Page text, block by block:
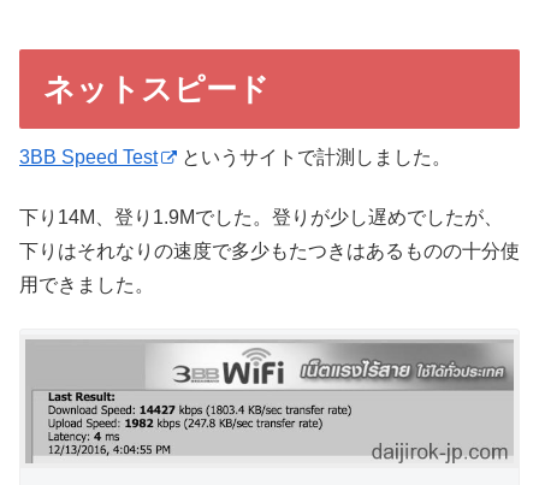
ネットスピード
3BB Speed Test というサイトで計測しました。
下り14M、登り1.9Mでした。登りが少し遅めでしたが、
下りはそれなりの速度で多少もたつきはあるものの十分使
用できました。